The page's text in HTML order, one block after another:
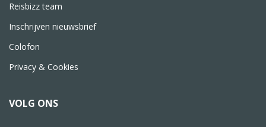
Reisbizz team
Inschrijven nieuwsbrief
Colofon
Privacy & Cookies
VOLG ONS